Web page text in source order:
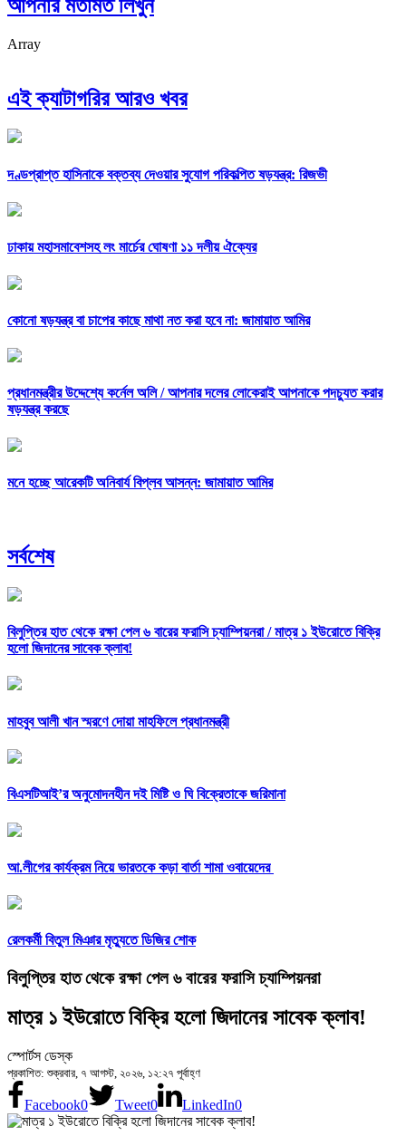
আপনার মতামত লিখুন
Array
এই ক্যাটাগরির আরও খবর
দণ্ডপ্রাপ্ত হাসিনাকে বক্তব্য দেওয়ার সুযোগ পরিকল্পিত ষড়যন্ত্র: রিজভী
ঢাকায় মহাসমাবেশসহ লং মার্চের ঘোষণা ১১ দলীয় ঐক্যের
কোনো ষড়যন্ত্র বা চাপের কাছে মাথা নত করা হবে না: জামায়াত আমির
প্রধানমন্ত্রীর উদ্দেশ্যে কর্নেল অলি /আপনার দলের লোকেরাই আপনাকে পদচ্যুত করার
ষড়যন্ত্র করছে
মনে হচ্ছে আরেকটি অনিবার্য বিপ্লব আসন্ন: জামায়াত আমির
সর্বশেষ
বিলুপ্তির হাত থেকে রক্ষা পেল ৬ বারের ফরাসি চ্যাম্পিয়নরা /মাত্র ১ ইউরোতে বিক্রি
হলো জিদানের সাবেক ক্লাব!
মাহবুব আলী খান স্মরণে দোয়া মাহফিলে প্রধানমন্ত্রী
বিএসটিআই’র অনুমোদনহীন দই মিষ্টি ও ঘি বিক্রেতাকে জরিমানা
আ.লীগের কার্যক্রম নিয়ে ভারতকে কড়া বার্তা শামা ওবায়েদের
রেলকর্মী বিতুল মিঞার মৃত্যুতে ডিজির শোক
বিলুপ্তির হাত থেকে রক্ষা পেল ৬ বারের ফরাসি চ্যাম্পিয়নরা
মাত্র ১ ইউরোতে বিক্রি হলো জিদানের সাবেক ক্লাব!
স্পোর্টস ডেস্ক
প্রকাশিত: শুক্রবার, ৭ আগস্ট, ২০২৬, ১২:২৭ পূর্বাহ্ণ
Facebook0 Tweet0 LinkedIn0